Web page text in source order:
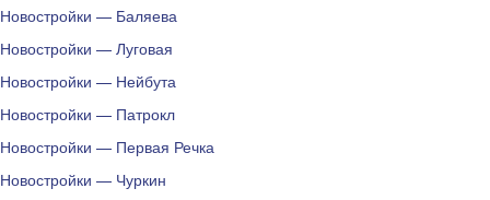
Новостройки — Баляева
Новостройки — Луговая
Новостройки — Нейбута
Новостройки — Патрокл
Новостройки — Первая Речка
Новостройки — Чуркин